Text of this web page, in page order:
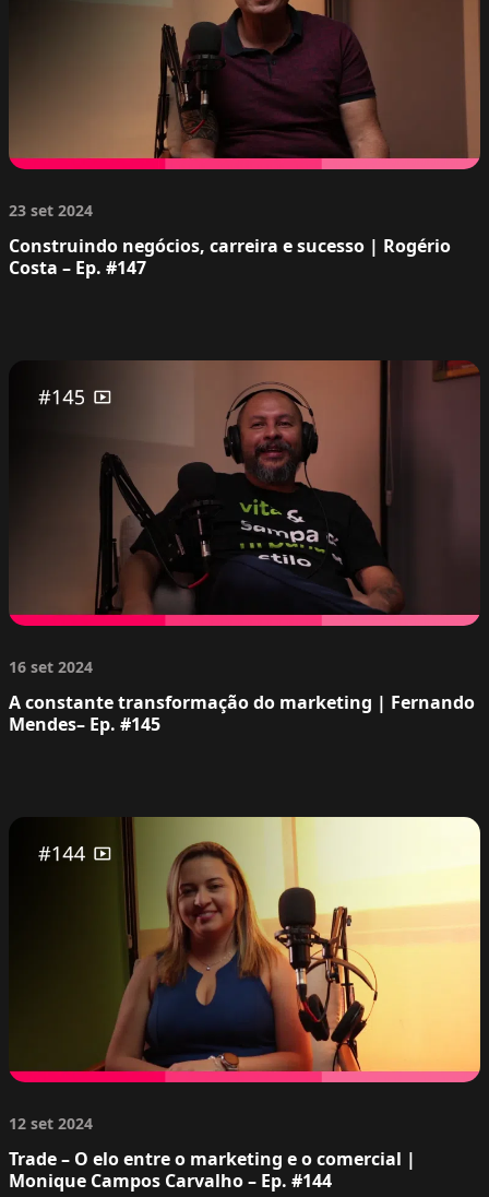
23 set 2024
Construindo negócios, carreira e sucesso | Rogério
Costa – Ep. #147
16 set 2024
A constante transformação do marketing | Fernando
Mendes– Ep. #145
12 set 2024
Trade – O elo entre o marketing e o comercial |
Monique Campos Carvalho – Ep. #144